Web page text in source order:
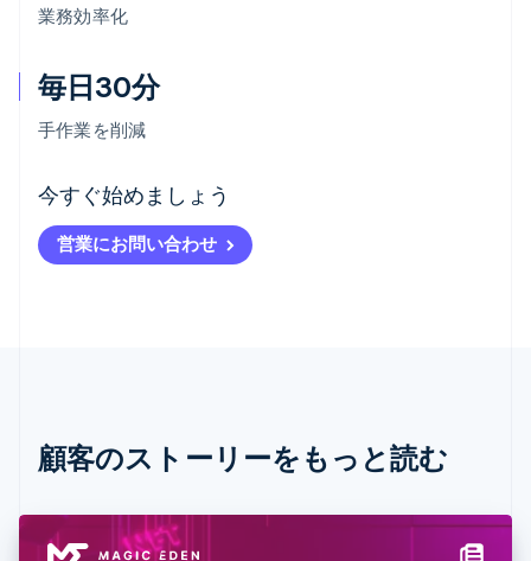
業務効率化
毎日30分
手作業を削減
今すぐ始めましょう
営業にお問い合わせ
顧客のストーリーをもっと読む
アイルランド
English
アメリカ
EnglishEspañol简体中文
English
エストニア
オーストラリア
English